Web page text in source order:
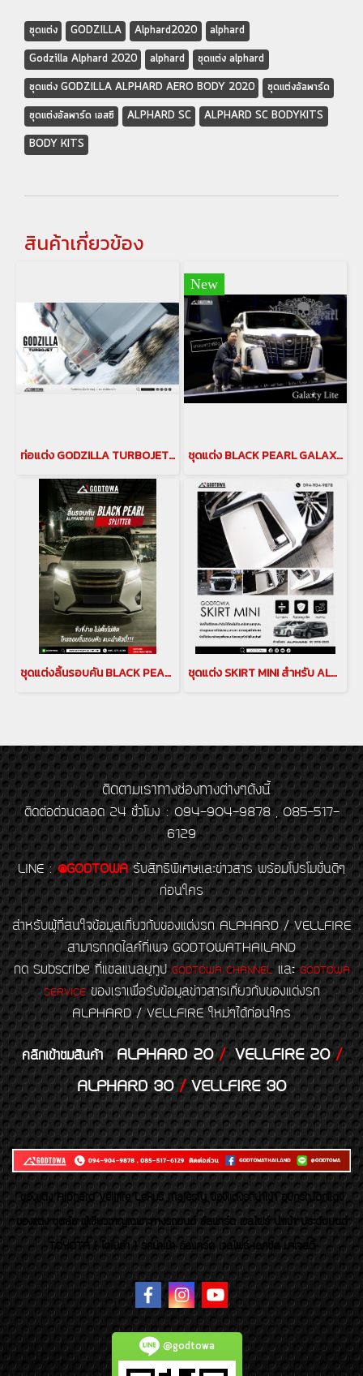
ชุดแต่ง GODZILLA Alphard2020
alphard
Godzilla Alphard 2020
alphard
ชุดแต่ง alphard
ชุดแต่ง GODZILLA ALPHARD AERO BODY 2020
ชุดแต่งอัลพาร์ด
ชุดแต่งอัลพาร์ด เอสซี
ALPHARD SC
ALPHARD SC BODYKITS
BODY KITS
สินค้าเกี่ยวข้อง
ท่อแต่ง GODZILLA TURBOJET ท่อคู่ สำหรับรถยนต์ ALPHARD 30 รุ่นปี 2015-2022
New
ชุดแต่ง BLACK PEARL GALAXI LITE ชุดแต่ง alphard ปี 2018-2022 ALPHARD BODY KITS ชุดแต่งแบล็คเพิร์ล ของแต่งอัลพาร์ด Alphard Accessories japan style galaxilite
ชุดแต่งลิ้นรอบคัน BLACK PEARL Splitter สำหรับ Alphard 30 รุ่นปี 2015 - 2023 ชุดแต่งลิ้นรอบคันalphard 30 ชุดแต่งแบล็คเพิร์ล ชุดแต่งอัลพาร์ด 2015 ชุดแต่ง SKIRT MINI สำหรับ ALPHARD ปี 2018-2022 ALPHARD BODY KITS ชุดแต่งสเกิร์ตมินิ ของแต่งอัลพาร์ด
ติดตามเราทางช่องทางต่างๆดังนี้
ติดต่อด่วนตลอด 24 ชั่วโมง : 094-904-9878 , 085-517-
6129
LINE : @GODTOWA รับสิทธิพิเศษและข่าวสาร พร้อมโปรโมชั่นดีๆ
ก่อนใคร
สำหรับผู้ที่สนใจข้อมูลเกี่ยวกับของแต่งรถ ALPHARD / VELLFIRE
สามารถกดไลค์ที่เพจ GODTOWATHAILAND
กด Subscribe ที่แชลแนลยูทูป GODTOWA CHANNELและGODTOWA
SERVICEของเราเพื่อรับข้อมูลข่าวสารเกี่ยวกับของแต่งรถ
ALPHARD / VELLFIRE ใหม่ๆได้ก่อนใคร
คลิกเข้าชมสินค้า ALPHARD 20/VELLFIRE 20/
ALPHARD 30/VELLFIRE 30
ของเเต่ง Alphard Vellfire Lexus Majesty ของเเต่งรถนำเข้า อุปกรณ์ตกแต่ง
ของแต่ง ชุดล้อ ผู้เชี่ยวชาญเฉพาะทางรถยนต์ อัลพาร์ด เวลไฟร์ นำเข้า ประดับยนต์
TOYOTA ( โตโยต้า ) รถนำเข้า อัลพาร์ด เวลไฟร์ เลกซัส มาเจสตี้
@godtowa